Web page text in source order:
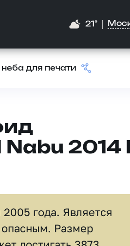
21°
неба для печати
Nabu 2014
года. Является
Размер